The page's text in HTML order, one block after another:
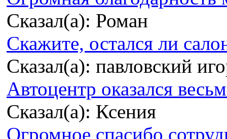
Сказал(а): Роман
Скажите, остался ли
Сказал(а): павловский
Автоцентр оказался
Сказал(а): Ксения
Огромное спасибо